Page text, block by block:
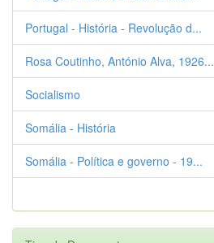
Portugal - História - Revolução d...
Rosa Coutinho, António Alva, 1926...
Socialismo
Somália - História
Somália - Política e governo - 19...